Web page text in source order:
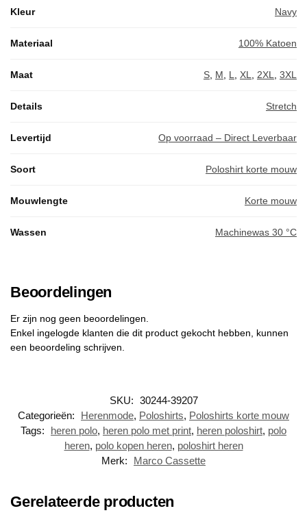
Kleur Navy
Materiaal 100% Katoen
Maat S, M, L, XL, 2XL, 3XL
Details Stretch
Levertijd Op voorraad – Direct Leverbaar
Soort Poloshirt korte mouw
Mouwlengte Korte mouw
Wassen Machinewas 30 °C
Beoordelingen
Er zijn nog geen beoordelingen.
Enkel ingelogde klanten die dit product gekocht hebben, kunnen
een beoordeling schrijven.
SKU: 30244-39207
Categorieën:
Herenmode, Poloshirts, Poloshirts korte mouw
Tags:
heren polo, heren polo met print, heren poloshirt, polo
heren, polo kopen heren, poloshirt heren
Merk:
Marco Cassette
Gerelateerde producten